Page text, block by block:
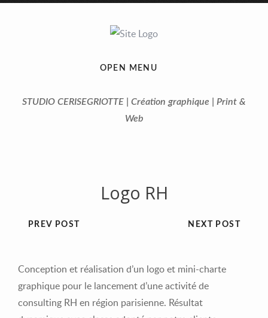
OPEN MENU
STUDIO CERISEGRIOTTE | Création graphique | Print &
Web
Logo RH
NEXT POST
PREV POST
1 2 3
Conception et réalisation d’un logo et mini-charte
graphique pour le lancement d’une activité de
consulting RH en région parisienne. Résultat